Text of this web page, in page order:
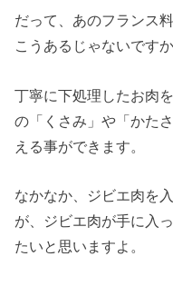
だって、あのフランス
こうあるじゃないですか
丁寧に下処理したお肉
の「くさみ」や「かた
える事ができます。
なかなか、ジビエ肉を
が、ジビエ肉が手に入
たいと思いますよ。